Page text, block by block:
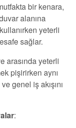
bir kenara,
alanına
yeterli
sağlar.
arasında yeterli
pişirirken aynı
genel iş akışını
: